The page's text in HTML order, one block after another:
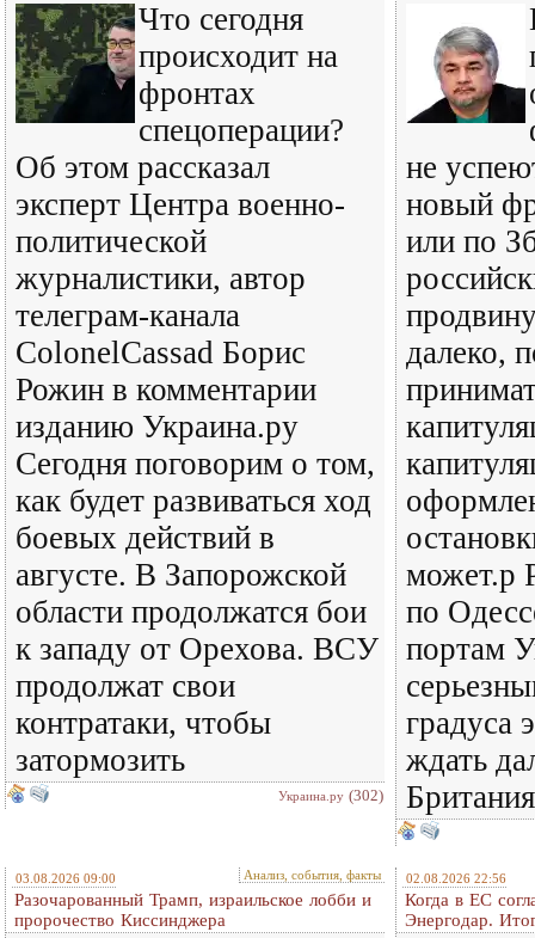
Что сегодня
происходит на
фронтах
спецоперации?
Об этом рассказал
эксперт Центра военно-
политической
журналистики, автор
телеграм-канала
ColonelCassad Борис
Рожин в комментарии
изданию Украина.ру
Сегодня поговорим о том,
как будет развиваться ход
боевых действий в
августе. В Запорожской
области продолжатся бои
к западу от Орехова. ВСУ
продолжат свои
контратаки, чтобы
затормозить
Украина.ру (302)
не
новый
или по
далеко,
может.р
по
портам
градуса
ждать
03.08.2026 09:00 Анализ, события, факты
Разочарованный Трамп, израильское лобби и
пророчество Киссинджера
02.08.2026 22:56
Когда в ЕС
Энергодар.